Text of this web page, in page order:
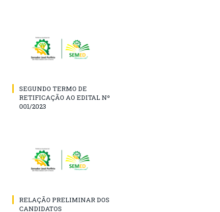
SEGUNDO TERMO DE
RETIFICAÇÃO AO EDITAL Nº
001/2023
RELAÇÃO PRELIMINAR DOS
CANDIDATOS